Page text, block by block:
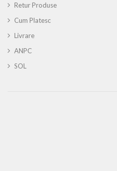
Retur Produse
Cum Platesc
Livrare
ANPC
SOL